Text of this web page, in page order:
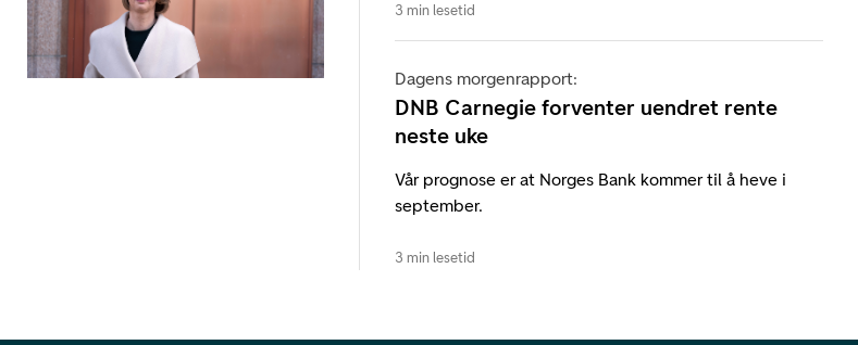
3 min lesetid
Dagens morgenrapport:
DNB Carnegie forventer uendret rente
neste uke
Vår prognose er at Norges Bank kommer til å heve i
september.
3 min lesetid